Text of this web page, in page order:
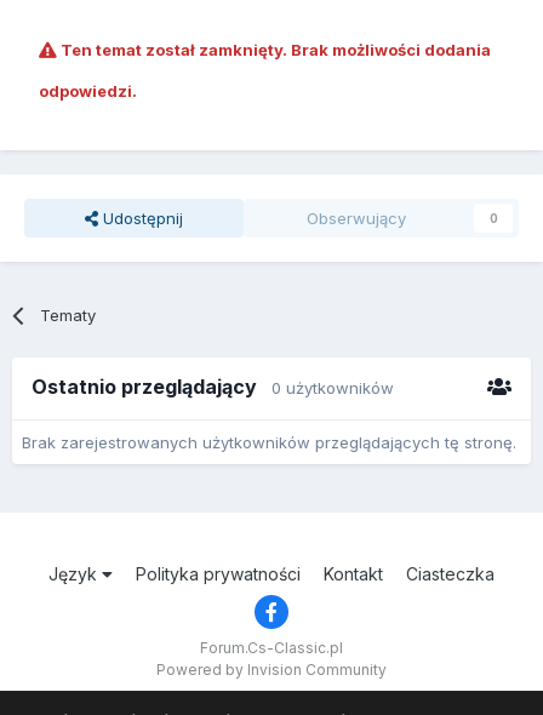
Ten temat został zamknięty. Brak możliwości dodania
odpowiedzi.
Udostępnij Obserwujący 0
Tematy
Ostatnio przeglądający 0 użytkowników
Brak zarejestrowanych użytkowników przeglądających tę stronę.
Język Polityka prywatności Kontakt Ciasteczka
Forum.Cs-Classic.pl
Powered by Invision Community